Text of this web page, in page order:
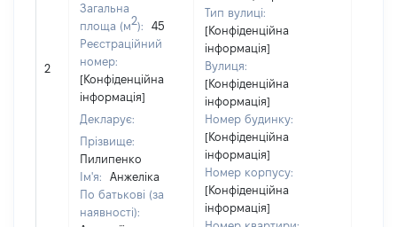
2
Загальна
площа (м2):
45
Реєстраційний
номер:
[Конфіденційна
інформація]
Декларує:
Прізвище:
Пилипенко
Ім'я:
Анжеліка
По батькові (за
наявності):
Тип вулиці:
[Конфіденційна
інформація]
Вулиця:
[Конфіденційна
інформація]
Номер будинку:
[Конфіденційна
інформація]
Номер корпусу:
[Конфіденційна
інформація]